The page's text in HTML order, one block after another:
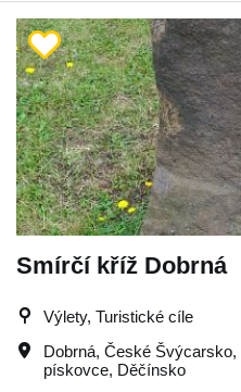
Smírčí kříž Dobrná
Výlety, Turistické cíle
Dobrná, České Švýcarsko,
pískovce, Děčínsko